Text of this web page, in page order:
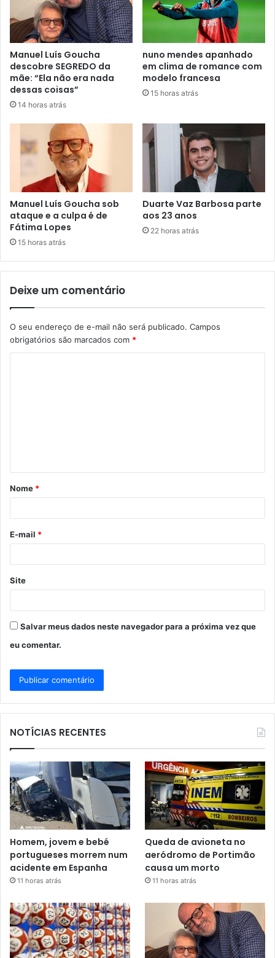
Manuel Luís Goucha
descobre SEGREDO da
mãe: “Ela não era nada
dessas coisas”
14 horas atrás
nuno mendes apanhado
em clima de romance com
modelo francesa
15 horas atrás
Manuel Luís Goucha sob
ataque e a culpa é de
Fátima Lopes
15 horas atrás
Duarte Vaz Barbosa parte
aos 23 anos
22 horas atrás
Deixe um comentário
O seu endereço de e-mail não será publicado. Campos
obrigatórios são marcados com *
á
r
*
Nome *
E-mail *
Site
Salvar meus dados neste navegador para a próxima vez que
eu comentar.
NOTÍCIAS RECENTES
Homem, jovem e bebé
portugueses morrem num
acidente em Espanha
11 horas atrás
Queda de avioneta no
aeródromo de Portimão
causa um morto
11 horas atrás